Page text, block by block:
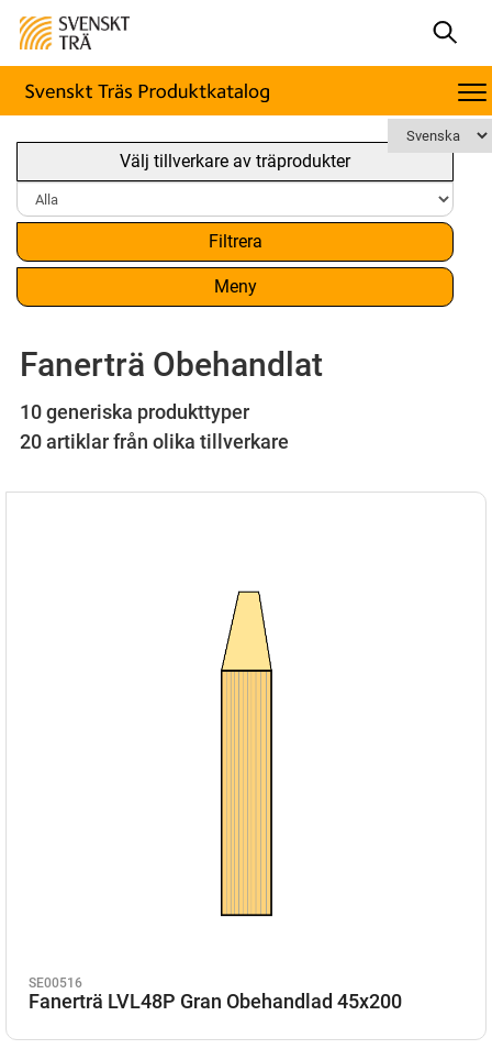
Välj tillverkare av träprodukter
Filtrera
Meny
Fanerträ Obehandlat
10 generiska produkttyper
20 artiklar från olika tillverkare
SE00516
Fanerträ LVL48P Gran Obehandlad 45x200